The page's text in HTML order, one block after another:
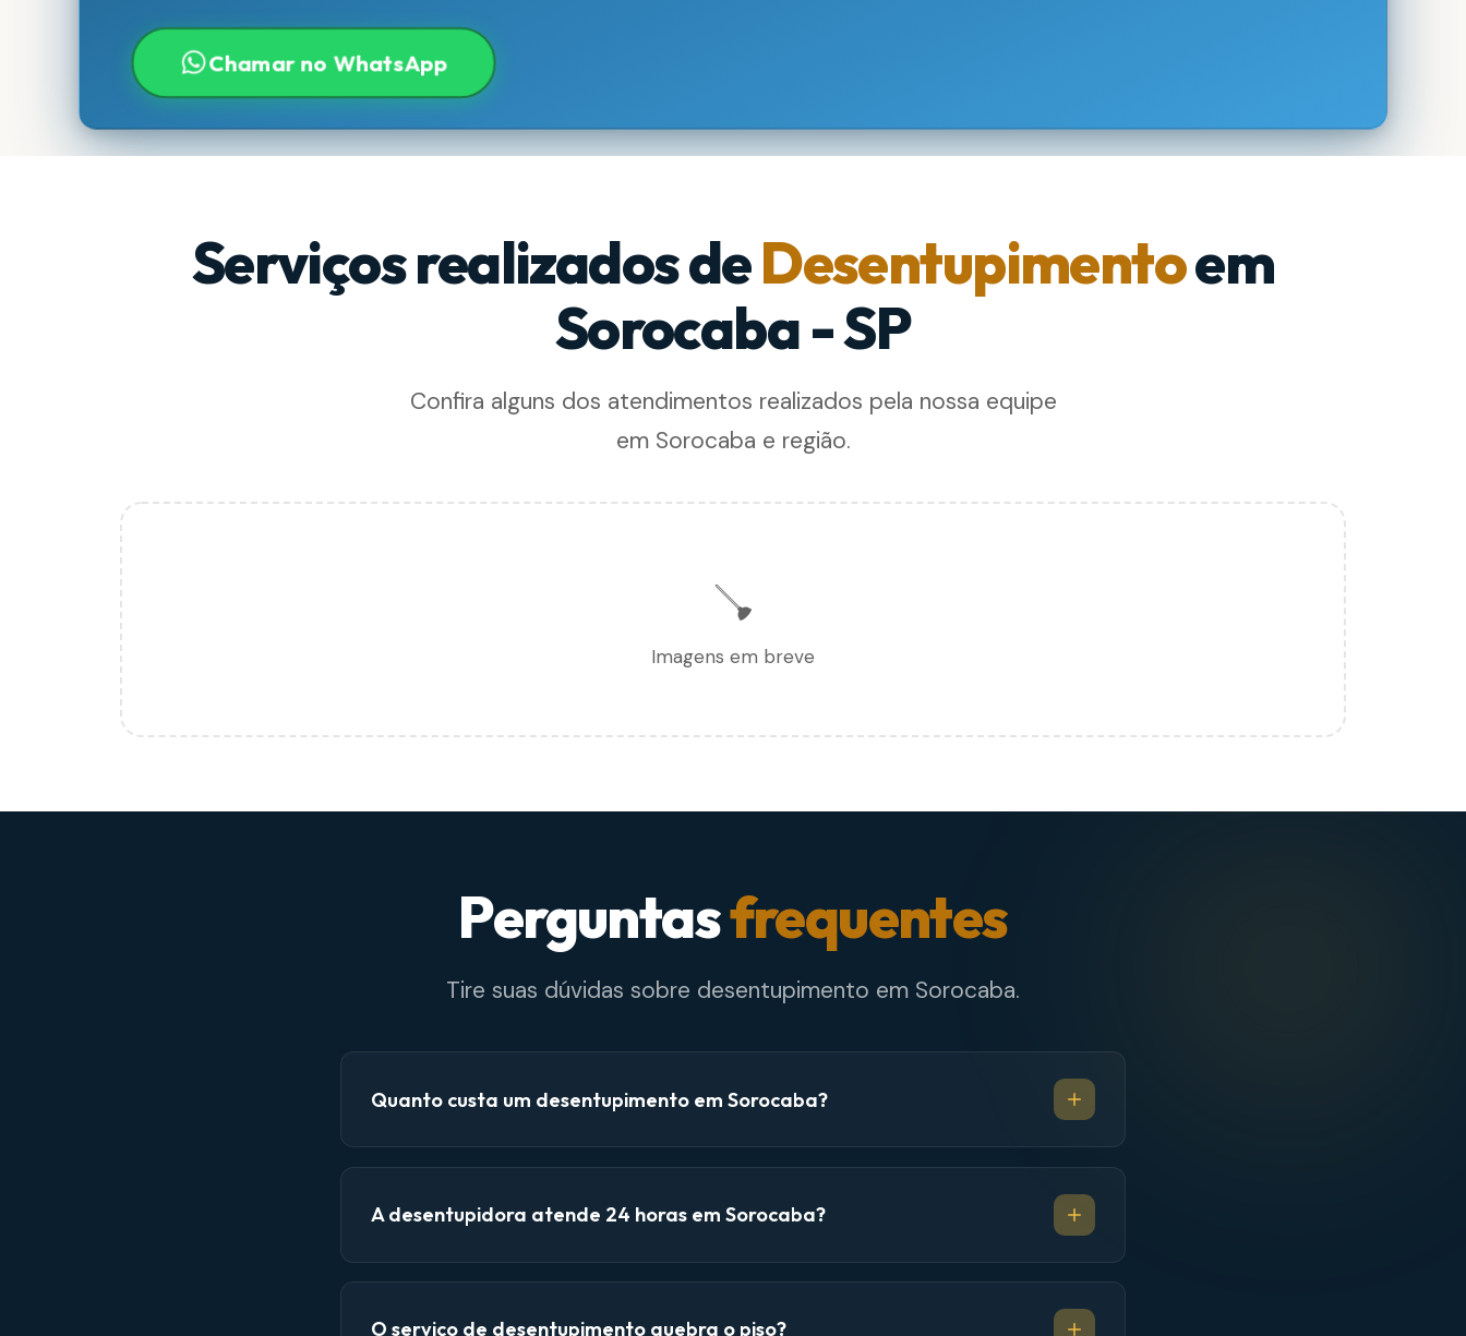
Chamar no WhatsApp
Serviços realizados deDesentupimentoem
Sorocaba - SP
Confira alguns dos atendimentos realizados pela nossa equipe
em Sorocaba e região.
🪠
Imagens em breve
Perguntasfrequentes
Tire suas dúvidas sobre desentupimento em Sorocaba.
Quanto custa um desentupimento em Sorocaba?
A desentupidora atende 24 horas em Sorocaba?
O serviço de desentupimento quebra o piso?